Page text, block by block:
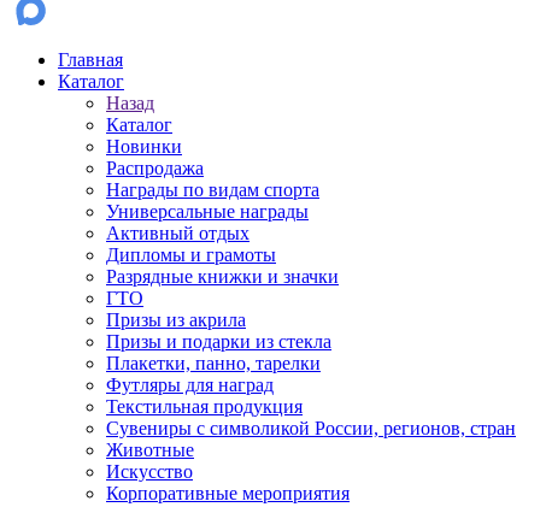
Главная
Каталог
Назад
Каталог
Новинки
Распродажа
Награды по видам спорта
Универсальные награды
Активный отдых
Дипломы и грамоты
Разрядные книжки и значки
ГТО
Призы из акрила
Призы и подарки из стекла
Плакетки, панно, тарелки
Футляры для наград
Текстильная продукция
Сувениры с символикой России, регионов, стран
Животные
Искусство
Корпоративные мероприятия